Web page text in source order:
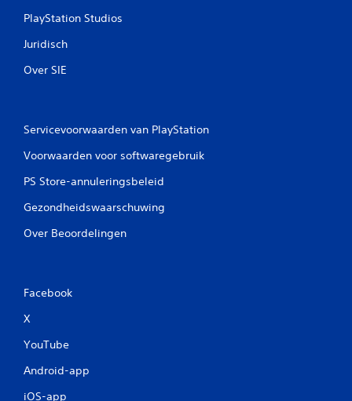
PlayStation Studios
Juridisch
Over SIE
Servicevoorwaarden van PlayStation
Voorwaarden voor softwaregebruik
PS Store-annuleringsbeleid
Gezondheidswaarschuwing
Over Beoordelingen
Facebook
X
YouTube
Android-app
iOS-app